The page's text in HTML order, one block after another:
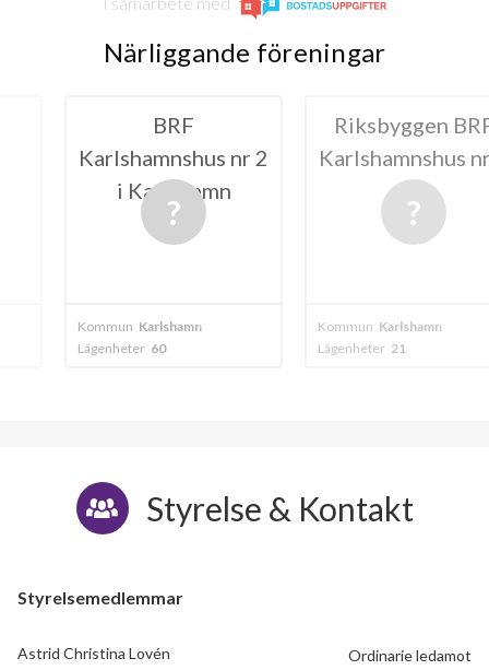
Närliggande föreningar
nr 2
Riksbyggen BRF
Karlshamnshus nr 3
Kommun
Lägenheter
Kommun
Lägenheter
Styrelse & Kontakt
Styrelsemedlemmar
Astrid Christina Lovén Ordinarie ledamot